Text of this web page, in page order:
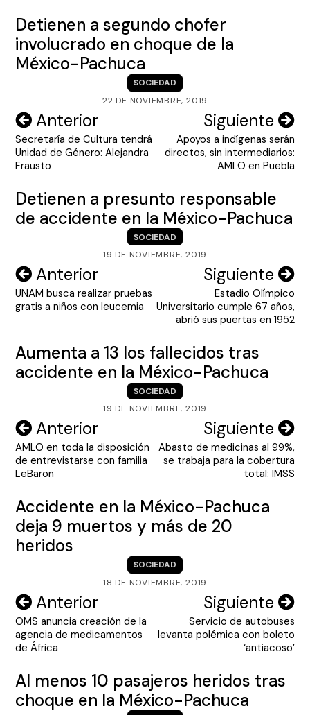
Detienen a segundo chofer
involucrado en choque de la
México-Pachuca
SOCIEDAD
22 DE NOVIEMBRE, 2019
Navegación
de
entradas
Anterior
Secretaría de Cultura tendrá
Unidad de Género: Alejandra
Frausto
Siguiente
Apoyos a indígenas serán
directos, sin intermediarios:
AMLO en Puebla
Detienen a presunto responsable
de accidente en la México-Pachuca
SOCIEDAD
19 DE NOVIEMBRE, 2019
Navegación
de
Anterior
UNAM busca realizar pruebas
gratis a niños con leucemia
Siguiente
Estadio Olímpico
Universitario cumple 67 años,
abrió sus puertas en 1952
Aumenta a 13 los fallecidos tras
accidente en la México-Pachuca
SOCIEDAD
19 DE NOVIEMBRE, 2019
Navegación
de
entradas
Anterior
AMLO en toda la disposición
de entrevistarse con familia
LeBaron
Siguiente
Abasto de medicinas al 99%,
se trabaja para la cobertura
total: IMSS
Accidente en la México-Pachuca
deja 9 muertos y más de 20
heridos
SOCIEDAD
18 DE NOVIEMBRE, 2019
Navegación
de
entradas
Anterior
OMS anuncia creación de la
agencia de medicamentos
de África
Siguiente
Servicio de autobuses
levanta polémica con boleto
‘antiacoso’
Al menos 10 pasajeros heridos tras
choque en la México-Pachuca